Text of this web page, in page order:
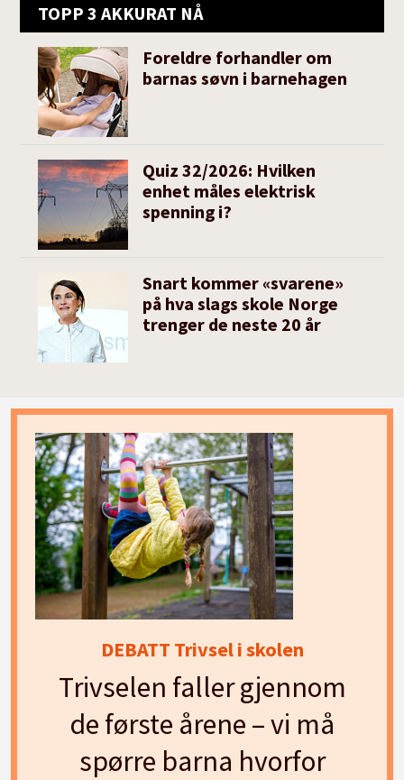
TOPP 3 AKKURAT NÅ
Foreldre forhandler om
barnas søvn i barnehagen
Quiz 32/2026: Hvilken
enhet måles elektrisk
spenning i?
Snart kommer «svarene»
på hva slags skole Norge
trenger de neste 20 år
DEBATT Trivsel i skolen
Trivselen faller gjennom
de første årene – vi må
spørre barna hvorfor